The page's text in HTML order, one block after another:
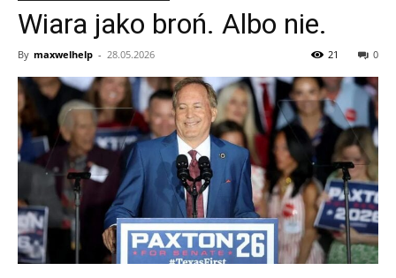
Wiara jako broń. Albo nie.
By maxwelhelp - 28.05.2026 0
21